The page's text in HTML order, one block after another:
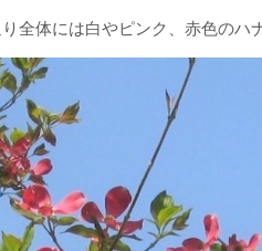
全体には白やピンク、赤色のハ